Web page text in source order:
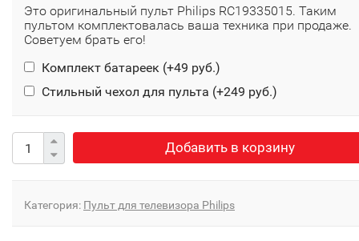
Это оригинальный пульт Philips RC19335015. Таким
пультом комплектовалась ваша техника при продаже.
Советуем брать его!
Комплект батареек (+49 руб.)
Стильный чехол для пульта (+249 руб.)
Добавить в корзину
Категория: Пульт для телевизора Philips